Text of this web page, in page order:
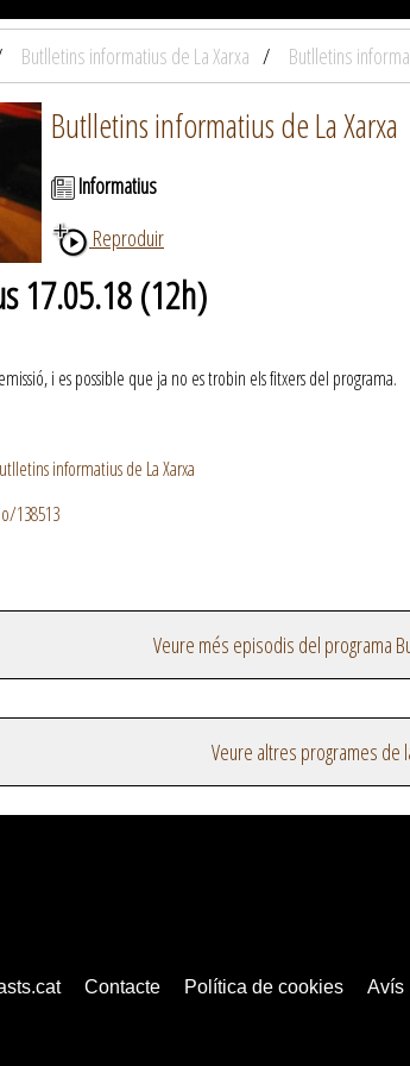
Butlletins informatius de La Xarxa Butlletins
Butlletins informatius de La Xarxa
Informatius
Reproduir
17.05.18 (12h)
i es possible que ja no es trobin els fitxers del programa.
informatius de La Xarxa
138513
Veure més episodis del programa
Veure altres programes de
Contacte Política de cookies Avís